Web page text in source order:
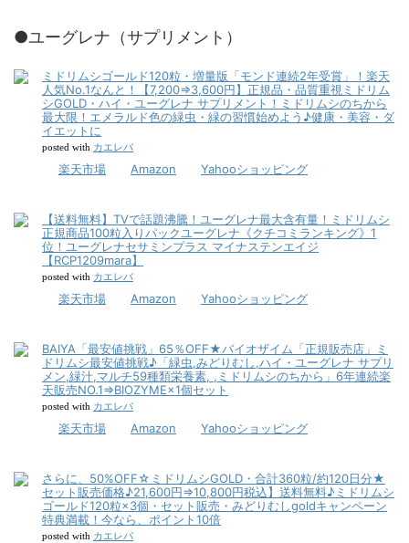
●ユーグレナ（サプリメント）
ミドリムシゴールド120粒・増量版「モンド連続2年受賞」！楽天
人気No.1なんと！【7,200⇒3,600円】正規品・品質重視ミドリム
シGOLD・ハイ・ユーグレナ サプリメント！ミドリムシのちから
最大限！エメラルド色の緑虫・緑の習慣始めよう♪健康・美容・ダ
イエットに
posted with カエレバ
楽天市場 Amazon Yahooショッピング
【送料無料】TVで話題沸騰！ユーグレナ最大含有量！ミドリムシ
正規商品100粒入りパックユーグレナ《クチコミランキング》1
位！ユーグレナセサミンプラス マイナステンエイジ
【RCP1209mara】
posted with カエレバ
楽天市場 Amazon Yahooショッピング
BAIYA「最安値挑戦」65％OFF★バイオザイム「正規販売店」ミ
ドリムシ最安値挑戦♪「緑虫,みどりむし,ハイ・ユーグレナ サプリ
メン,緑汁,マルチ59種類栄養素, ,ミドリムシのちから」6年連続楽
天販売NO.1⇒BIOZYME×1個セット
posted with カエレバ
楽天市場 Amazon Yahooショッピング
さらに、50%OFF☆ミドリムシGOLD・合計360粒/約120日分★
セット販売価格♪21,600円⇒10,800円税込】送料無料♪ミドリムシ
ゴールド120粒×3個・セット販売・みどりむしgoldキャンペーン
特典満載！今なら、ポイント10倍
posted with カエレバ